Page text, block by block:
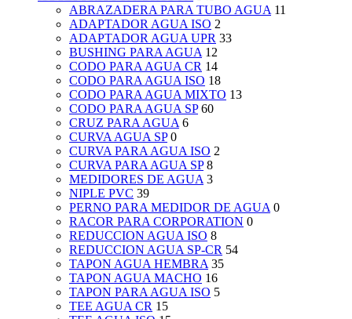
ABRAZADERA PARA TUBO AGUA 11
ADAPTADOR AGUA ISO 2
ADAPTADOR AGUA UPR 33
BUSHING PARA AGUA 12
CODO PARA AGUA CR 14
CODO PARA AGUA ISO 18
CODO PARA AGUA MIXTO 13
CODO PARA AGUA SP 60
CRUZ PARA AGUA 6
CURVA AGUA SP 0
CURVA PARA AGUA ISO 2
CURVA PARA AGUA SP 8
MEDIDORES DE AGUA 3
NIPLE PVC 39
PERNO PARA MEDIDOR DE AGUA 0
RACOR PARA CORPORATION 0
REDUCCION AGUA ISO 8
REDUCCION AGUA SP-CR 54
TAPON AGUA HEMBRA 35
TAPON AGUA MACHO 16
TAPON PARA AGUA ISO 5
TEE AGUA CR 15